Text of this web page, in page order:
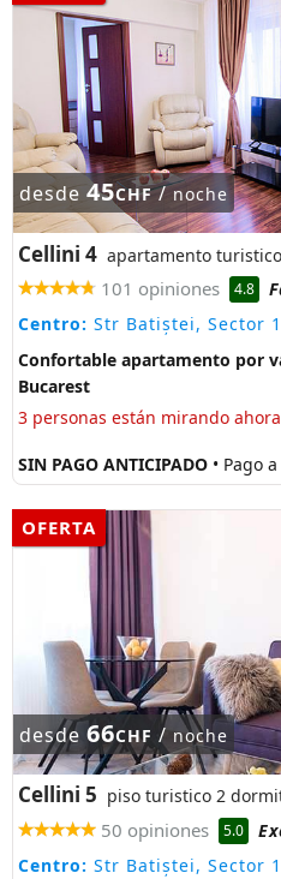
desde 45CHF/noche
Cellini 4 apartamento
101 opiniones 4.8
Centro: Str Batiștei, Sector 1
Confortable apartamento por
Bucarest
3 personas están mirando ahora
SIN PAGO ANTICIPADO • Pago
OFERTA
desde 66CHF /noche
Cellini 5 piso turistico 2
50 opiniones 5.0
Centro: Str Batiștei, Sector 1